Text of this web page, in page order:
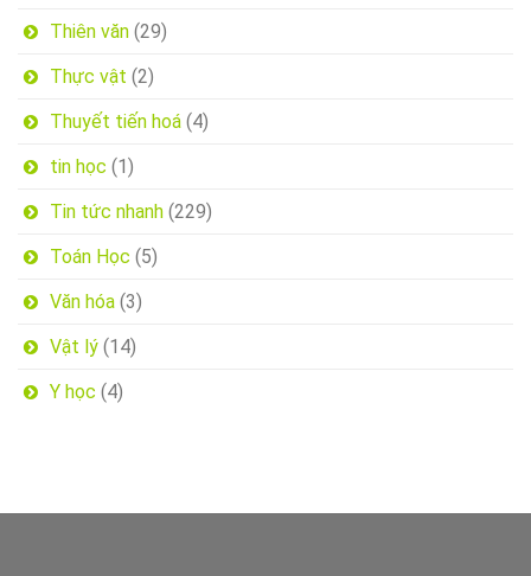
Thiên văn (29)
Thực vật (2)
Thuyết tiến hoá (4)
tin học (1)
Tin tức nhanh (229)
Toán Học (5)
Văn hóa (3)
Vật lý (14)
Y học (4)